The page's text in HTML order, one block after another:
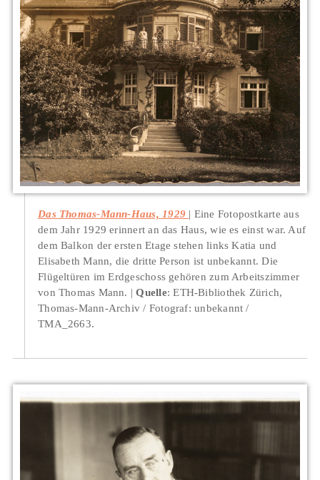
Das Thomas-Mann-Haus, 1929
Eine Fotopostkarte aus
dem Jahr 1929 erinnert an das Haus, wie es einst war. Auf
dem Balkon der ersten Etage stehen links Katia und
Elisabeth Mann, die dritte Person ist unbekannt. Die
Flügeltüren im Erdgeschoss gehören zum Arbeitszimmer
von Thomas Mann.
Quelle: ETH-Bibliothek Zürich,
Thomas-Mann-Archiv / Fotograf: unbekannt /
TMA_2663.